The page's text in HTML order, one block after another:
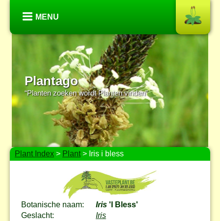
MENU
Plantago
“Planten zoeken wordt Planten vinden”
Plant Index > Plant> Iris i bless
Botanische naam: Iris 'I Bless'
Geslacht:
Iris